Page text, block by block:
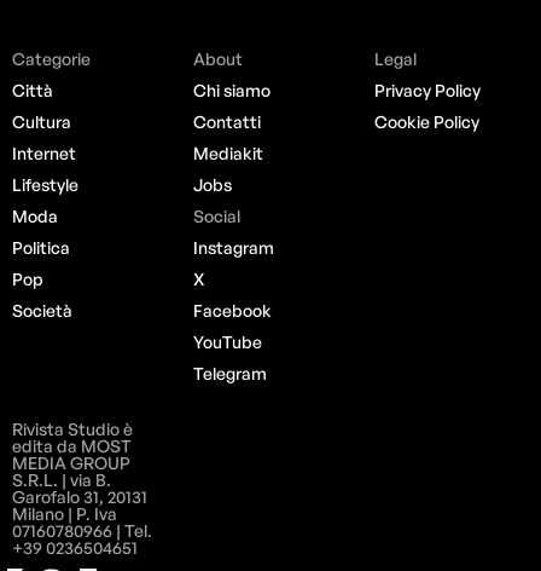
Categorie
Città
Cultura
Internet
Lifestyle
Moda
Politica
Pop
Società
About
Chi siamo
Contatti
Mediakit
Jobs
Social
Instagram
X
Facebook
YouTube
Telegram
Legal
Privacy Policy
Cookie Policy
Rivista Studio è
edita da MOST
MEDIA GROUP
S.R.L. | via B.
Garofalo 31, 20131
Milano | P. Iva
07160780966 | Tel.
+39 0236504651